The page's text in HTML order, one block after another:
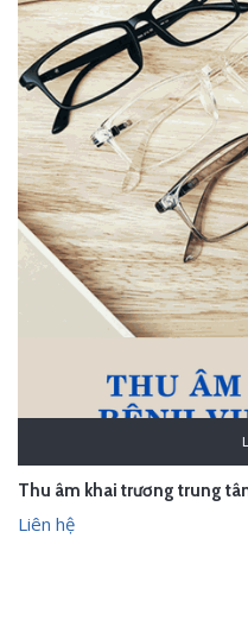
Thu âm khai trương trung
Liên hệ